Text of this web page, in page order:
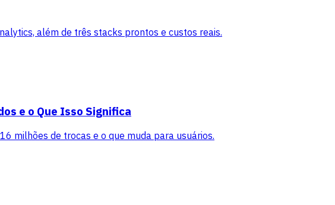
além de três stacks prontos e custos reais.
e o Que Isso Significa
milhões de trocas e o que muda para usuários.